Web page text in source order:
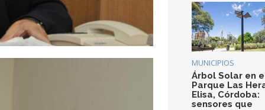
MUNICIPIOS
Árbol Solar en
Parque Las
Elisa, Córdoba:
sensores que